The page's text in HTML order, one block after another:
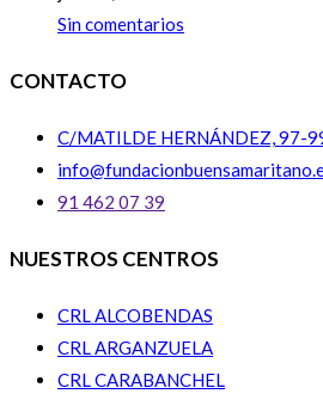
Sin comentarios
CONTACTO
C/MATILDE HERNÁNDEZ, 97-
91 462 07 39
NUESTROS CENTROS
CRL ALCOBENDAS
CRL ARGANZUELA
CRL CARABANCHEL